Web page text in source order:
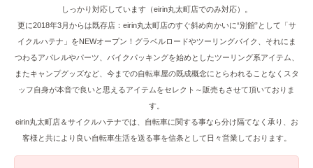
しっかり対応しています（eirin丸太町店でのみ対応）。
更に2018年3月からは既存店：eirin丸太町店のすぐ斜め向かいに“別館”として「サ
イクルハテナ」をNEWオープン！グラベルロードやツーリングバイク、それにま
つわるアパレルやパーツ、バイクパッキングを始めとしたツーリング系アイテム、
またキャンプグッズなど、今までの自転車屋の既成概念にとらわれることなくスタ
ッフ自身が本音で良いと思えるアイテムをセレクト～販売もさせて頂いておりま
す。
eirin丸太町店＆サイクルハテナでは、自転車に関する事なら分け隔てなく承り、お
客様と共により良い自転車生活を送る事を信条として日々営業しております。